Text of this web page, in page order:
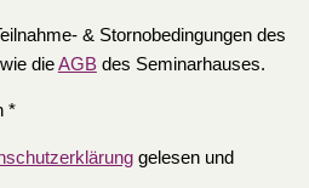
& Stornobedingungen des
dieAGBdes Seminarhauses.
*
gelesen und